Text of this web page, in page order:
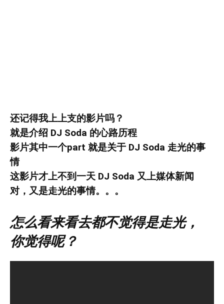
还记得我上上支的影片吗？
就是介绍 DJ Soda 的心路历程
影片其中一个part 就是关于 DJ Soda 走光的事
情
这影片才上不到一天 DJ Soda 又上媒体新闻
对，又是走光的事情。。。
怎么看来看去都不觉得是走光，
你觉得呢？